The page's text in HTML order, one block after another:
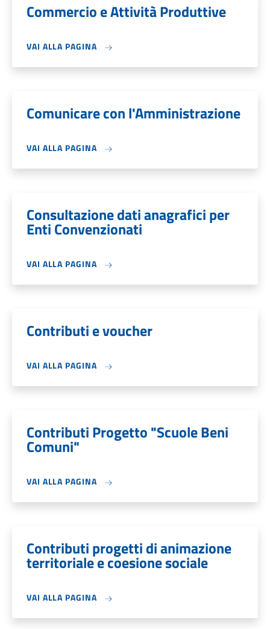
Commercio e Attività Produttive
VAI ALLA PAGINA
Comunicare con l'Amministrazione
VAI ALLA PAGINA
Consultazione dati anagrafici per
Enti Convenzionati
VAI ALLA PAGINA
Contributi e voucher
VAI ALLA PAGINA
Contributi Progetto "Scuole Beni
Comuni"
VAI ALLA PAGINA
Contributi progetti di animazione
territoriale e coesione sociale
VAI ALLA PAGINA